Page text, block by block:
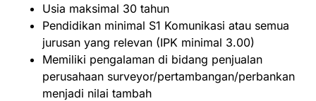
Usia maksimal 30 tahun
Pendidikan minimal S1 Komunikasi atau semua
jurusan yang relevan (IPK minimal 3.00)
Memiliki pengalaman di bidang penjualan
perusahaan surveyor/pertambangan/perbankan
menjadi nilai tambah